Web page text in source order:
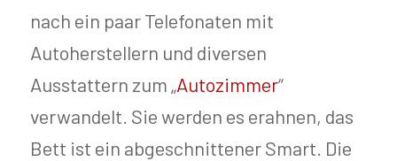
nach ein paar Telefonaten mit
Autoherstellern und diversen
Ausstattern zum „Autozimmer“
verwandelt. Sie werden es erahnen, das
Bett ist ein abgeschnittener Smart. Die